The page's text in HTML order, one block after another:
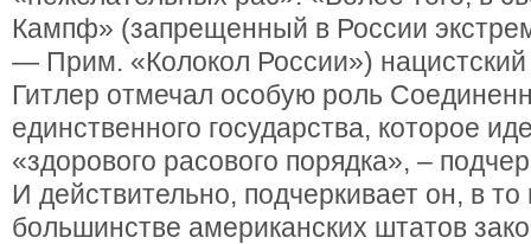
Кампф» (запрещенный в России
— Прим. «Колокол России»)
Гитлер отмечал особую роль
единственного государства, которое
«здорового расового порядка», –
И действительно, подчеркивает он, в
большинстве американских штатов